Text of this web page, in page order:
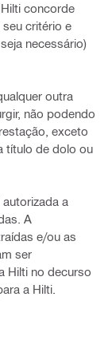
concorde
critério e
necessário)
outra
não podendo
exceto
título de dolo ou
a
A
e/ou as
ser
Hilti no decurso
a Hilti.